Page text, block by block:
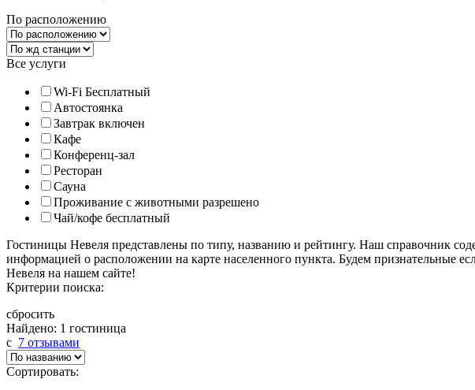
По расположению
Все услуги
Wi-Fi Бесплатный
Автостоянка
Завтрак включен
Кафе
Конференц-зал
Ресторан
Сауна
Проживание с животными разрешено
Чай/кофе бесплатный
Гостиницы Невеля представлены по типу, названию и рейтингу. Наш справочник
информацией о расположении на карте населенного пункта. Будем признательные
Невеля на нашем сайте!
Критерии поиска:
сбросить
Найдено: 1 гостиница
c 7 отзывами
Сортировать: